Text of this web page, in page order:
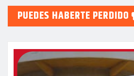
PUEDES HABERTE PERDIDO